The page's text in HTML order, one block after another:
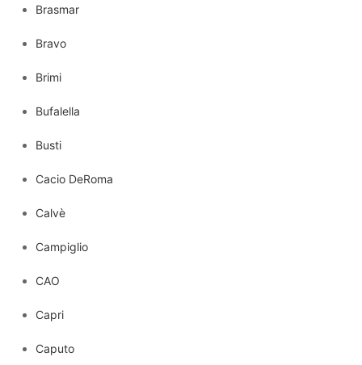
Brasmar
Bravo
Brimi
Bufalella
Busti
Cacio DeRoma
Calvè
Campiglio
CAO
Capri
Caputo